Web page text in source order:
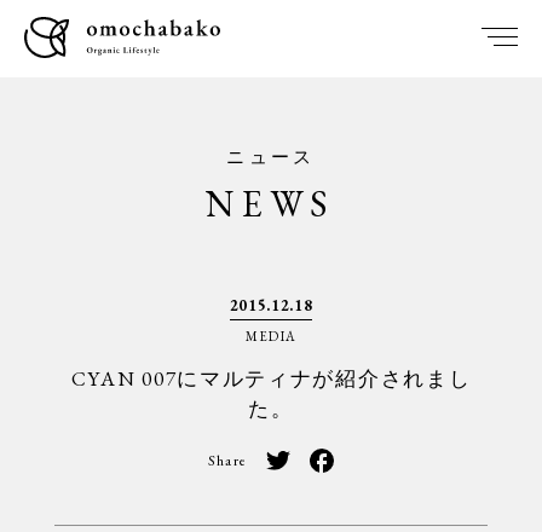
ニュース
NEWS
2015.12.18
MEDIA
CYAN 007にマルティナが紹介されまし
た。
Share